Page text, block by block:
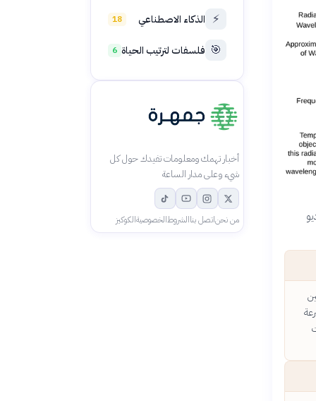
⚡ الذكاء الاصطناعي 18
🎯 فلسفات لترتيب الحياة 6
أخبار تهمك ومعلومات تفيدك حول كل
شيء وعلى مدار الساعة
من نحناتصل بناالشروطالخصوصيةالكوكيز